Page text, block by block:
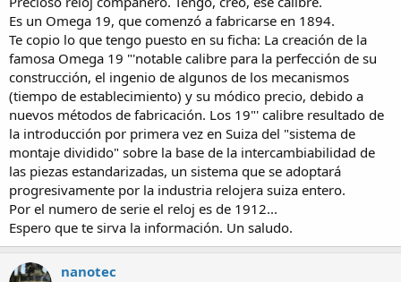
Es un Omega 19, que comenzó a fabricarse en 1894.
Te copio lo que tengo puesto en su ficha: La creación de la
famosa Omega 19 "'notable calibre para la perfección de su
construcción, el ingenio de algunos de los mecanismos
(tiempo de establecimiento) y su módico precio, debido a
nuevos métodos de fabricación. Los 19"' calibre resultado de
la introducción por primera vez en Suiza del "sistema de
montaje dividido" sobre la base de la intercambiabilidad de
las piezas estandarizadas, un sistema que se adoptará
progresivamente por la industria relojera suiza entero.
Por el numero de serie el reloj es de 1912...
Espero que te sirva la información. Un saludo.
nanotec